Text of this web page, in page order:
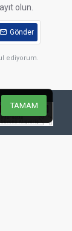
olun.
Gönder
ediyorum.
TAMAM